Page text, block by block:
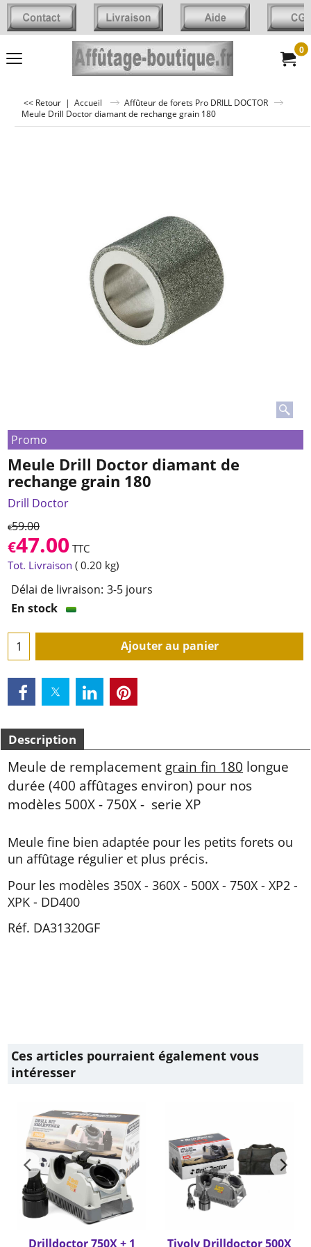
0
<< Retour | Accueil
Affûteur de forets Pro DRILL DOCTOR
Meule Drill Doctor diamant de rechange grain 180
Promo
Meule Drill Doctor diamant de
rechange grain 180
Drill Doctor
€59.00
€47.00 TTC
Tot. Livraison
0.20 kg
Délai de livraison: 3-5 jours
En stock
Ajouter au panier
Description
Meule de remplacement grain fin 180 longue
durée (400 affûtages environ) pour nos
modèles 500X - 750X - serie XP
Meule fine bien adaptée pour les petits forets ou
un affûtage régulier et plus précis.
Pour les modèles 350X - 360X - 500X - 750X - XP2 -
XPK - DD400
Réf. DA31320GF
Ces articles pourraient également vous
intéresser
Drilldoctor 750X + 1 Tivoly Drilldoctor 500X